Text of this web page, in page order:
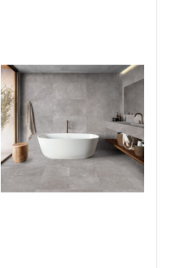
Deze
optie
kan
gekozen
worden